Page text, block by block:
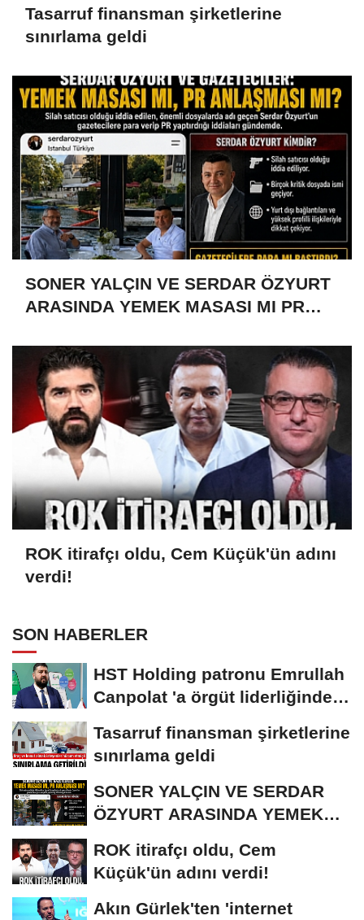
Tasarruf finansman şirketlerine
sınırlama geldi
SONER YALÇIN VE SERDAR ÖZYURT
ARASINDA YEMEK MASASI MI PR
ROK itirafçı oldu, Cem Küçük'ün adını
verdi!
SON HABERLER
HST Holding patronu Emrullah
Canpolat 'a örgüt liderliğinden
Tasarruf finansman şirketlerine
sınırlama geldi
SONER YALÇIN VE SERDAR
ÖZYURT ARASINDA YEMEK
ROK itirafçı oldu, Cem
Küçük'ün adını verdi!
Akın Gürlek'ten 'internet